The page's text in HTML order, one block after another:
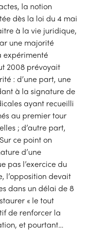
la notion
dès la loi du 4 mai
à la vie juridique,
une majorité
expérimenté
2008 prévoyait
: d’une part, une
à la signature de
ayant recueilli
au premier tour
; d’autre part,
ce point on
d’une
pas l’exercice du
l’opposition devait
dans un délai de 8
« le tout
de renforcer la
et pourtant…